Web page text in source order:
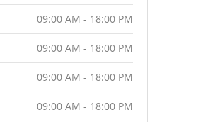
09:00 AM - 18:00 PM
09:00 AM - 18:00 PM
09:00 AM - 18:00 PM
09:00 AM - 18:00 PM